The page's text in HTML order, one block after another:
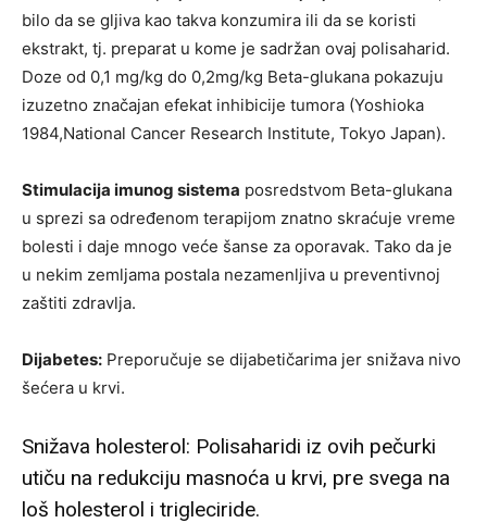
bilo da se gljiva kao takva konzumira ili da se koristi
ekstrakt, tj. preparat u kome je sadržan ovaj polisaharid.
Doze od 0,1 mg/kg do 0,2mg/kg Beta-glukana pokazuju
izuzetno značajan efekat inhibicije tumora (Yoshioka
1984,National Cancer Research Institute, Tokyo Japan).
Stimulacija imunog sistema posredstvom Beta-glukana
u sprezi sa određenom terapijom znatno skraćuje vreme
bolesti i daje mnogo veće šanse za oporavak. Tako da je
u nekim zemljama postala nezamenljiva u preventivnoj
zaštiti zdravlja.
Dijabetes: Preporučuje se dijabetičarima jer snižava nivo
šećera u krvi.
Snižava holesterol: Polisaharidi iz ovih pečurki
utiču na redukciju masnoća u krvi, pre svega na
loš holesterol i trigleciride.